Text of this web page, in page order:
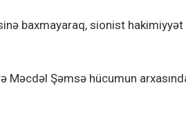
baxmayaraq, sionist hakimiyyət
Şəmsə hücumun